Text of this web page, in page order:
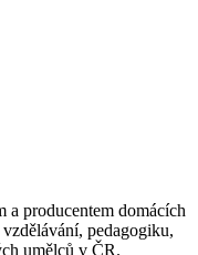
producentem domácích
pedagogiku,
umělců v ČR.